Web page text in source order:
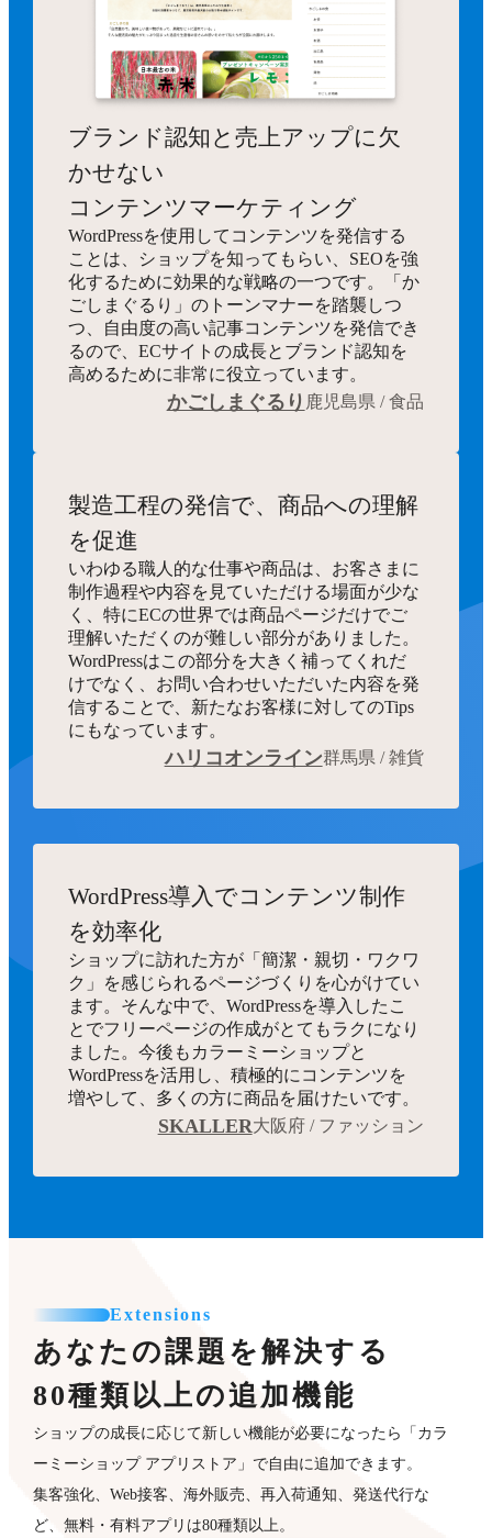
ブランド認知と売上アップに欠
かせない
コンテンツマーケティング
WordPressを使用してコンテンツを発信する
ことは、ショップを知ってもらい、SEOを強
化するために効果的な戦略の一つです。「か
ごしまぐるり」のトーンマナーを踏襲しつ
つ、自由度の高い記事コンテンツを発信でき
るので、ECサイトの成長とブランド認知を
高めるために非常に役立っています。
かごしまぐるり 鹿児島県 / 食品
製造工程の発信で、商品への理解
を促進
いわゆる職人的な仕事や商品は、お客さまに
制作過程や内容を見ていただける場面が少な
く、特にECの世界では商品ページだけでご
理解いただくのが難しい部分がありました。
WordPressはこの部分を大きく補ってくれだ
けでなく、お問い合わせいただいた内容を発
信することで、新たなお客様に対してのTips
にもなっています。
ハリコオンライン群馬県 / 雑貨
WordPress導入でコンテンツ制作
を効率化
ショップに訪れた方が「簡潔・親切・ワクワ
ク」を感じられるページづくりを心がけてい
ます。そんな中で、WordPressを導入したこ
とでフリーページの作成がとてもラクになり
ました。今後もカラーミーショップと
WordPressを活用し、積極的にコンテンツを
増やして、多くの方に商品を届けたいです。
SKALLER大阪府 / ファッション
Extensions
あなたの課題を解決する
80種類以上の追加機能
ショップの成長に応じて新しい機能が必要になったら「カラ
ーミーショップ アプリストア」で自由に追加できます。
集客強化、Web接客、海外販売、再入荷通知、発送代行な
ど、無料・有料アプリは80種類以上。